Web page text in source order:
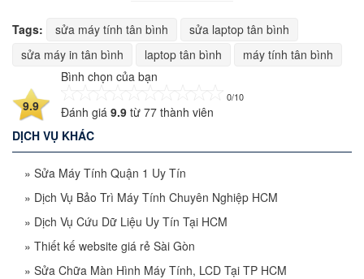
Tags: sửa máy tính tân bình
sửa laptop tân bình
sửa máy in tân bình
laptop tân bình máy tính tân bình
9.9
Bình chọn của bạn
0/10
Đánh giá 9.9 từ 77 thành viên
DỊCH VỤ KHÁC
» Sửa Máy Tính Quận 1 Uy Tín
» Dịch Vụ Bảo Trì Máy Tính Chuyên Nghiệp HCM
» Dịch Vụ Cứu Dữ Liệu Uy Tín Tại HCM
» Thiết kế website giá rẻ Sài Gòn
» Sửa Chữa Màn Hình Máy Tính, LCD Tại TP HCM